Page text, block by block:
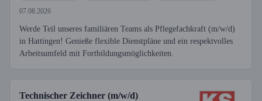
07.08.2026
Werde Teil unseres familiären Teams als Pflegefachkraft (m/w/d)
in Hattingen! Genieße flexible Dienstpläne und ein respektvolles
Arbeitsumfeld mit Fortbildungsmöglichkeiten.
Technischer Zeichner (m/w/d)